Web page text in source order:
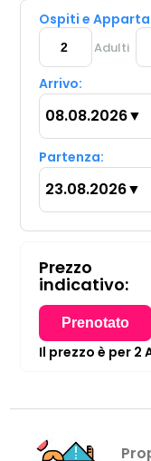
Ospiti e
Adulti
Arrivo:
08.08.2026▼
Partenza:
23.08.2026▼
Prezzo
indicativo:
Prenotato
Il prezzo è per 2